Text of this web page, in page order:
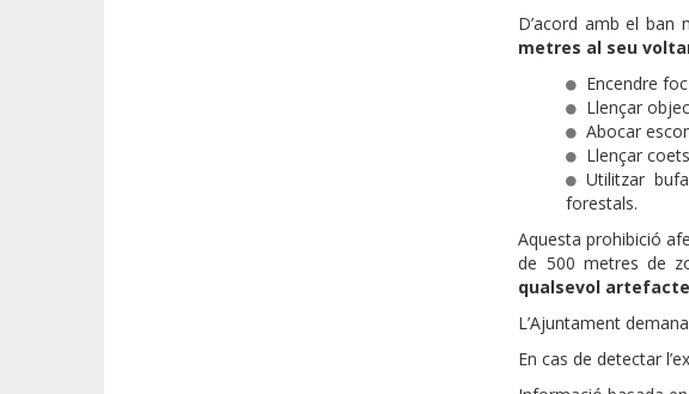
D’acord amb el ban
metres al seu
Encendre
Llençar
Abocar
Llençar
Utilitzar
forestals.
Aquesta prohibició
de 500 metres de
qualsevol
L’Ajuntament
En cas de detectar